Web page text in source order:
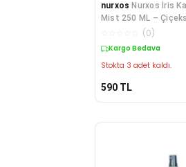
nurxos Nurxos İris
Mist 250 ML –
(0)
Kargo Bedava
Stokta 3 adet kaldı.
590 TL